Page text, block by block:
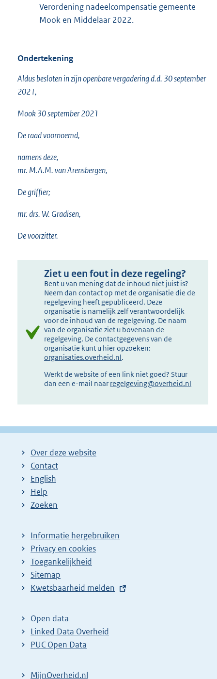
Verordening nadeelcompensatie gemeente
Mook en Middelaar 2022.
Ondertekening
Aldus besloten in zijn openbare vergadering d.d. 30 september
2021,
Mook 30 september 2021
De raad voornoemd,
namens deze,
mr. M.A.M. van Arensbergen,
De griffier;
mr. drs. W. Gradisen,
De voorzitter.
Ziet u een fout in deze regeling?
Bent u van mening dat de inhoud niet juist is?
Neem dan contact op met de organisatie die de
regelgeving heeft gepubliceerd. Deze
organisatie is namelijk zelf verantwoordelijk
voor de inhoud van de regelgeving. De naam
van de organisatie ziet u bovenaan de
regelgeving. De contactgegevens van de
organisatie kunt u hier opzoeken:
organisaties.overheid.nl.
Werkt de website of een link niet goed? Stuur
dan een e-mail naar regelgeving@overheid.nl
Over deze website
Contact
English
Help
Zoeken
Informatie hergebruiken
Privacy en cookies
Toegankelijkheid
Sitemap
E
t
e
r
Kwetsbaarheid melden
Open data
Linked Data Overheid
PUC Open Data
MijnOverheid.nl